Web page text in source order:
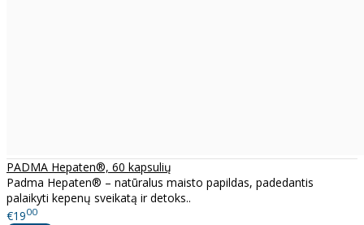
PADMA Hepaten®, 60 kapsulių
Padma Hepaten® – natūralus maisto papildas, padedantis
palaikyti kepenų sveikatą ir detoks..
€1900